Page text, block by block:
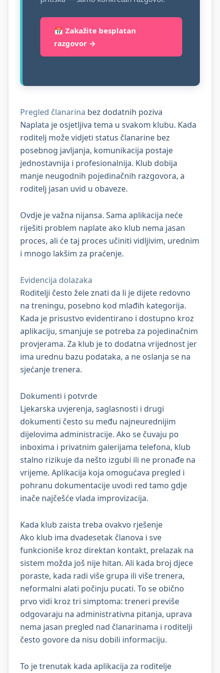
📅 Zakažite besplatan
razgovor →
Pregled članarina bez dodatnih poziva
Naplata je osjetljiva tema u svakom klubu. Kada
roditelj može vidjeti status članarine bez
posebnog javljanja, komunikacija postaje
jednostavnija i profesionalnija. Klub dobija
manje neugodnih pojedinačnih razgovora, a
roditelj jasan uvid u obaveze.
Ovdje je važna nijansa. Sama aplikacija neće
riješiti problem naplate ako klub nema jasan
proces, ali će taj proces učiniti vidljivim, urednim
i mnogo lakšim za praćenje.
Evidencija dolazaka
Roditelji često žele znati da li je dijete redovno
na treningu, posebno kod mlađih kategorija.
Kada je prisustvo evidentirano i dostupno kroz
aplikaciju, smanjuje se potreba za pojedinačnim
provjerama. Za klub je to dodatna vrijednost jer
ima urednu bazu podataka, a ne oslanja se na
sjećanje trenera.
Dokumenti i potvrde
Ljekarska uvjerenja, saglasnosti i drugi
dokumenti često su među najneurednijim
dijelovima administracije. Ako se čuvaju po
inboxima i privatnim galerijama telefona, klub
stalno rizikuje da nešto izgubi ili ne pronađe na
vrijeme. Aplikacija koja omogućava pregled i
pohranu dokumentacije uvodi red tamo gdje
inače najčešće vlada improvizacija.
Kada klub zaista treba ovakvo rješenje
Ako klub ima dvadesetak članova i sve
funkcioniše kroz direktan kontakt, prelazak na
sistem možda još nije hitan. Ali kada broj djece
poraste, kada radi više grupa ili više trenera,
neformalni alati počinju pucati. To se obično
prvo vidi kroz tri simptoma: treneri previše
odgovaraju na administrativna pitanja, uprava
nema jasan pregled nad članarinama i roditelji
često govore da nisu dobili informaciju.
To je trenutak kada aplikacija za roditelje